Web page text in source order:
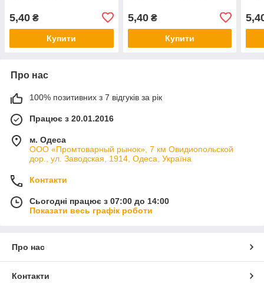
5,40 ₴
Купити
5,40₴
Купити
Про нас
100% позитивних з 7 відгуків за рік
Працює з 20.01.2016
м. Одеса
ООО «Промтоварный рынок», 7 км Овидиопольской
дор., ул. Заводская, 1914, Одеса, Україна
Контакти
Сьогодні працює з 07:00 до 14:00
Показати весь графік роботи
Про нас
Контакти